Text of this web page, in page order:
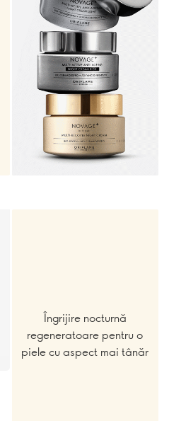
Îngrijire nocturnă
regeneratoare pentru o
piele cu aspect mai tânăr